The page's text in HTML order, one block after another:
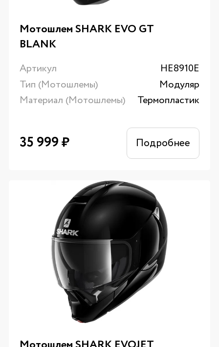
Мотошлем SHARK EVO GT
BLANK
Артикул
HE8910E
Тип (Мотошлемы)
Модуляр
Материал (Мотошлемы)
Термопластик
35 999₽ Подробнее